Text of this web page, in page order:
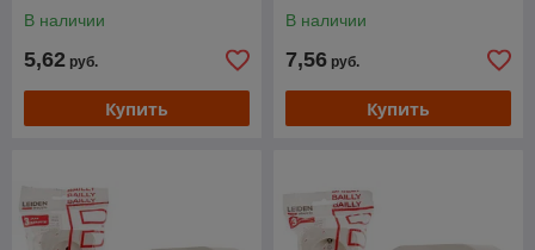
В наличии
5,62 руб.
Купить
В наличии
7,56 руб.
Купить